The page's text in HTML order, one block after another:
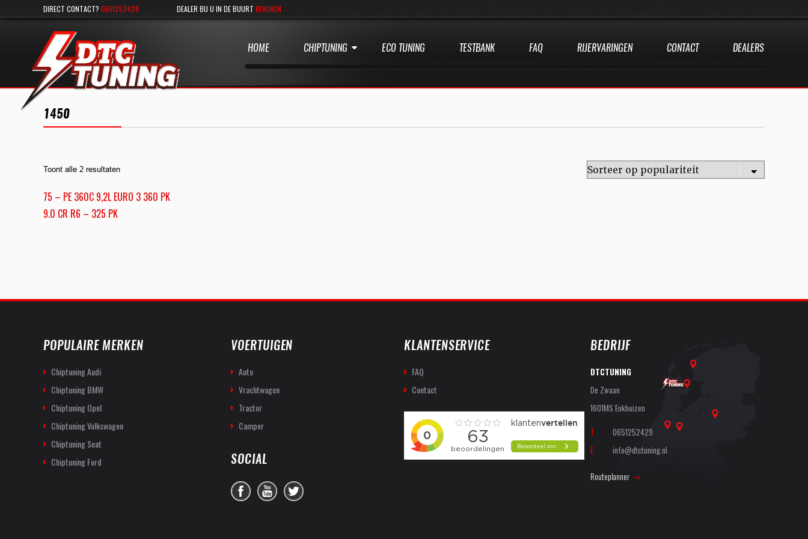
DIRECT CONTACT? 0651252429 DEALER BIJ U IN DE BUURT BEKIJKEN
HOME CHIPTUNING ECO TUNING TESTBANK FAQ RIJERVARINGEN CONTACT DEALERS
1450
Toont alle 2 resultaten
75 – PE 360C 9,2L EURO 3 360 PK
9.0 CR R6 – 325 PK
POPULAIRE MERKEN
Chiptuning Audi
Chiptuning BMW
Chiptuning Opel
Chiptuning Volkswagen
Chiptuning Seat
Chiptuning Ford
VOERTUIGEN
Auto
Vrachtwagen
Tractor
Camper
SOCIAL
KLANTENSERVICE
FAQ
Contact
BEDRIJF
DTCTUNING
De Zwaan
1601MS Enkhuizen
T
0651252429
E
info@dtctuning.nl
Routeplanner